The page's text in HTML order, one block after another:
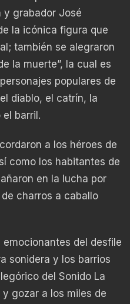
y grabador José
la icónica figura que
también se alegraron
la muerte”, la cual es
populares de
diablo, el catrín, la
barril.
a los héroes de
como los habitantes de
en la lucha por
charros a caballo
del desfile
sonidera y los barrios
del Sonido La
gozar a los miles de